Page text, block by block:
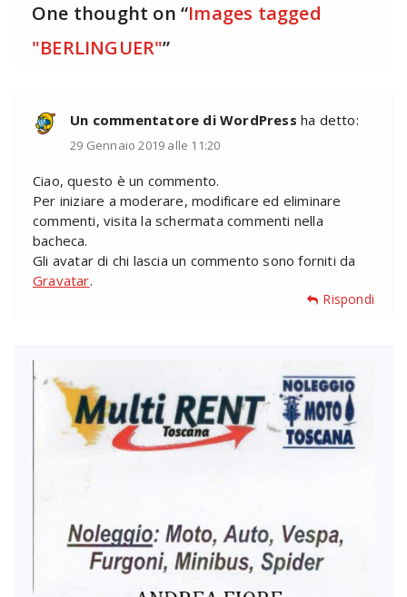
One thought on “Images tagged
"BERLINGUER"”
Un commentatore di WordPress ha detto:
29 Gennaio 2019 alle 11:20
Ciao, questo è un commento.
Per iniziare a moderare, modificare ed eliminare
commenti, visita la schermata commenti nella
bacheca.
Gli avatar di chi lascia un commento sono forniti da
Gravatar.
Rispondi